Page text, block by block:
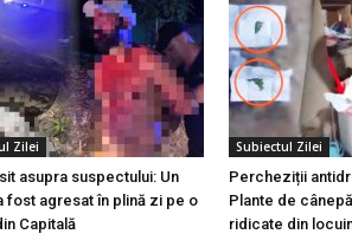
Zilei
asupra suspectului: Un
fost agresat în plină zi pe o
Capitală
Subiectul Zilei
Percheziții
Plante de
ridicate din